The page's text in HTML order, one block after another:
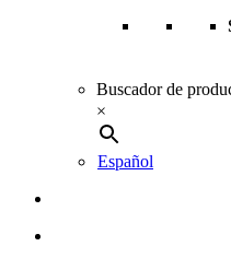
Buscador de
×
Español